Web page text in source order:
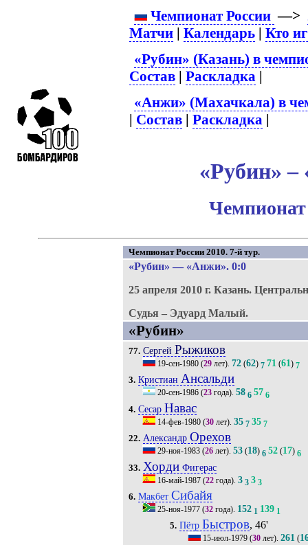
Чемпионат России —>
Матчи |Календарь |Кто
«Рубин» (Казань) в
Состав |Раскладка |
«Анжи» (Махачкала) в
| Состав |Раскладка |
«Рубин»
Чемпионат
Чемпионат России 2010. 7-й тур.
«Рубин» — «Анжи». 0:0
25 апреля 2010 г. Казань.
Судья – Эдуард Малый.
«Рубин»
77. Сергей Рыжиков
19-сен-1980(29лет). 72(62) 7 71(61) 7
3. Кристиан Ансальди
20-сен-1986(23года). 58 6 57 6
4. Сесар Навас
14-фев-1980(30лет). 35 7 35 7
22. Александр Орехов
29-ноя-1983(26лет). 53(18) 6 52(17) 6
33. ХордиФигерас
16-май-1987(22года). 3 3 3 3
6. Макбет Сибайя
25-ноя-1977(32года). 152 1 139 1
5. Пётр Быстров, 46'
15-июл-1979 (30 лет).261 (